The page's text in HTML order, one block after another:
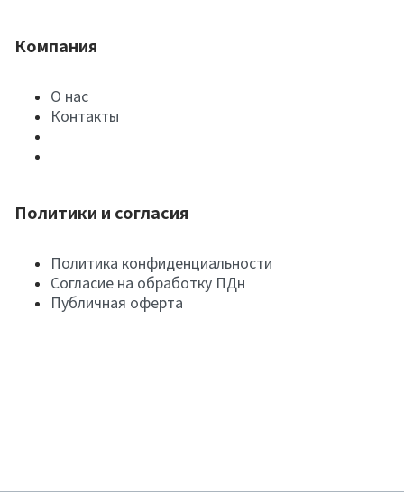
Компания
О нас
Контакты
Политики и согласия
Политика конфиденциальности
Согласие на обработку ПДн
Публичная оферта